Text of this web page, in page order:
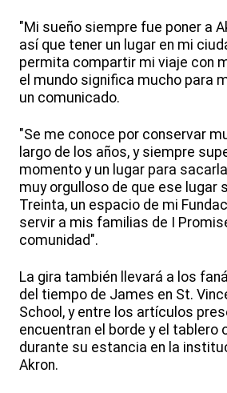
"Mi sueño siempre fue poner a
así que tener un lugar en mi
permita compartir mi viaje con
el mundo significa mucho para
un comunicado.
"Se me conoce por conservar
largo de los años, y siempre
momento y un lugar para
muy orgulloso de que ese lugar
Treinta, un espacio de mi
servir a mis familias de I
comunidad".
La gira también llevará a los
del tiempo de James en St.
School, y entre los artículos
encuentran el borde y el tablero
durante su estancia en la
Akron.